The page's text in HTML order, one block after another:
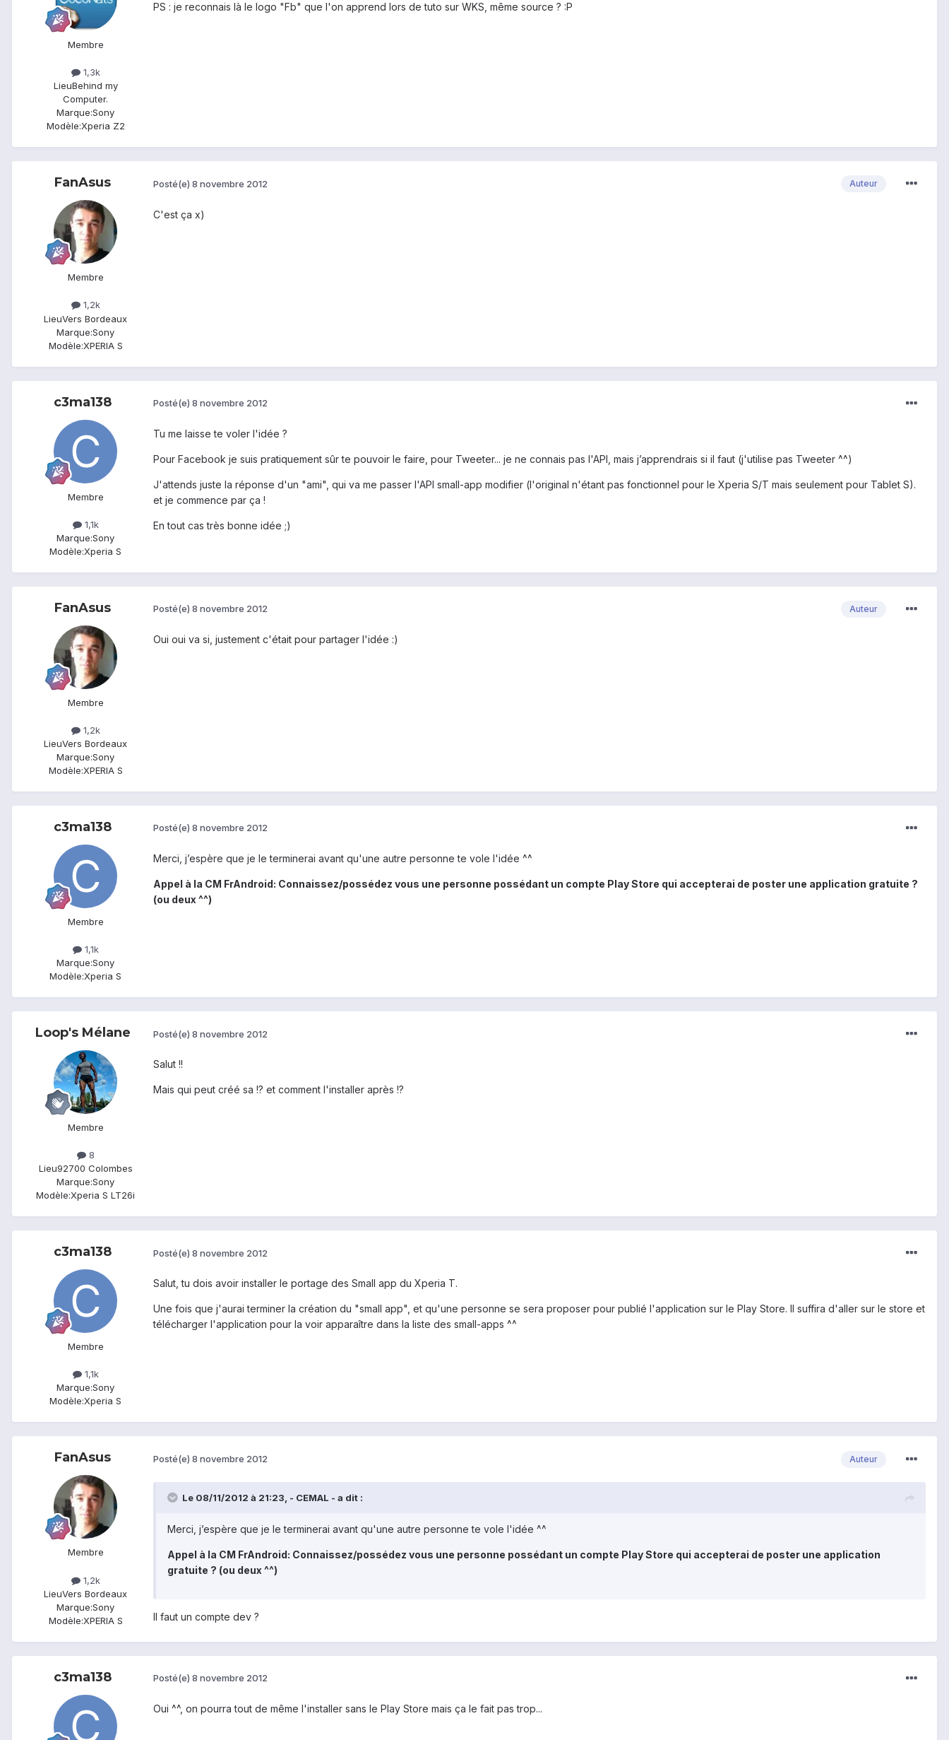
Membre
1,3k
LieuBehind my
Computer.
Marque:Sony
Modèle:Xperia Z2
PS : je reconnais là le logo "Fb" que l'on apprend lors de tuto sur WKS, même source ? :P
FanAsus
Membre
1,2k
LieuVers Bordeaux
Marque:Sony
Modèle:XPERIA S
Auteur
Posté(e) 8 novembre 2012
C'est ça x)
c3ma138
Membre
1,1k
Marque:Sony
Modèle:Xperia S
Posté(e) 8 novembre 2012
Tu me laisse te voler l'idée ?
Pour Facebook je suis pratiquement sûr te pouvoir le faire, pour Tweeter... je ne connais pas l'API, mais j’apprendrais si il faut (j'utilise pas Tweeter ^^)
J'attends juste la réponse d'un "ami", qui va me passer l'API small-app modifier (l'original n'étant pas fonctionnel pour le Xperia S/T mais seulement pour Tablet S).
et je commence par ça !
En tout cas très bonne idée ;)
FanAsus
Membre
1,2k
LieuVers Bordeaux
Marque:Sony
Modèle:XPERIA S
Auteur
Posté(e) 8 novembre 2012
Oui oui va si, justement c'était pour partager l'idée :)
c3ma138
Membre
1,1k
Marque:Sony
Modèle:Xperia S
Posté(e) 8 novembre 2012
Merci, j’espère que je le terminerai avant qu'une autre personne te vole l'idée ^^
Appel à la CM FrAndroid: Connaissez/possédez vous une personne possédant un compte Play Store qui accepterai de poster une application gratuite ?
(ou deux ^^)
Loop's Mélane
Membre
8
Lieu92700 Colombes
Marque:Sony
Modèle:Xperia S LT26i
Posté(e) 8 novembre 2012
Salut !!
Mais qui peut créé sa !? et comment l'installer après !?
c3ma138
Membre
1,1k
Marque:Sony
Modèle:Xperia S
Posté(e) 8 novembre 2012
Salut, tu dois avoir installer le portage des Small app du Xperia T.
Une fois que j'aurai terminer la création du "small app", et qu'une personne se sera proposer pour publié l'application sur le Play Store. Il suffira d'aller sur le store et
télécharger l'application pour la voir apparaître dans la liste des small-apps ^^
FanAsus
Membre
1,2k
LieuVers Bordeaux
Marque:Sony
Modèle:XPERIA S
Auteur
Posté(e) 8 novembre 2012
Le 08/11/2012 à 21:23, - CEMAL - a dit :
Merci, j’espère que je le terminerai avant qu'une autre personne te vole l'idée ^^
Appel à la CM FrAndroid: Connaissez/possédez vous une personne possédant un compte Play Store qui accepterai de poster une application
gratuite ? (ou deux ^^)
Il faut un compte dev ?
c3ma138 Posté(e) 8 novembre 2012
Oui ^^, on pourra tout de même l'installer sans le Play Store mais ça le fait pas trop...